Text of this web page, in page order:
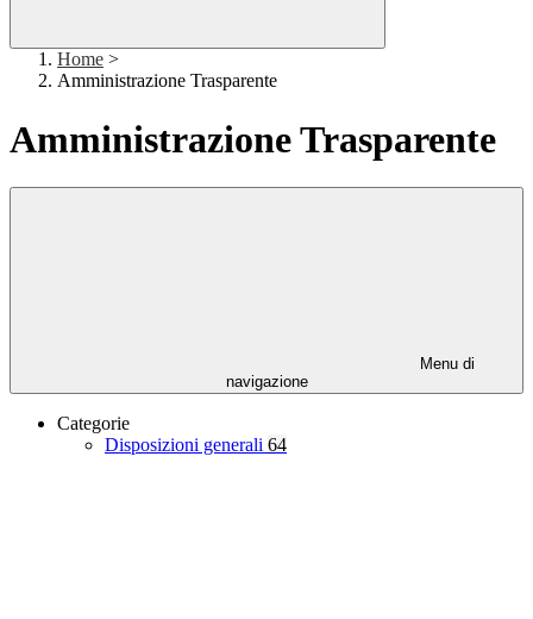
Home >
Amministrazione Trasparente
Amministrazione Trasparente
Menu di
navigazione
Categorie
Disposizioni generali 64